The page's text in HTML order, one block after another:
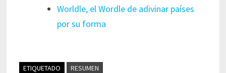
Worldle, el Wordle de adivinar países
por su forma
ETIQUETADO RESUMEN